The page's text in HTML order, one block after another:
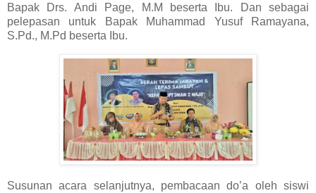
Bapak Drs. Andi Page, M.M beserta Ibu. Dan sebagai
pelepasan untuk Bapak Muhammad Yusuf Ramayana,
S.Pd., M.Pd beserta Ibu.
Susunan acara selanjutnya, pembacaan do’a oleh siswi